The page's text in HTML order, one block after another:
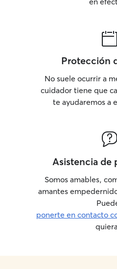
Protección
No suele ocurrir a
cuidador tiene que
te ayudaremos a
Asistencia de
Somos amables,
amantes
ponerte en contacto